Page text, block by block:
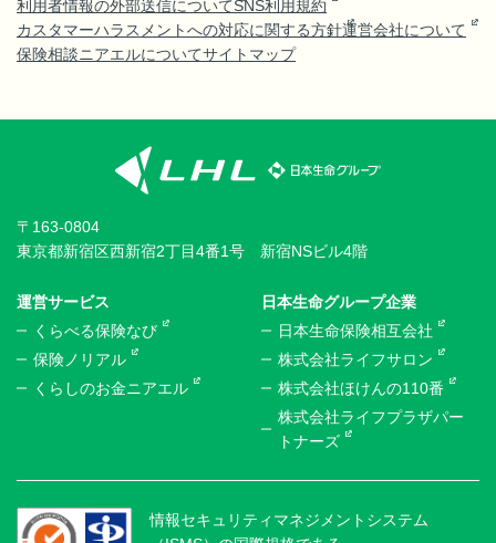
利用者情報の外部送信についてSNS利用規約
カスタマーハラスメントへの対応に関する方針運営会社について
保険相談ニアエルについてサイトマップ
〒163-0804
東京都新宿区西新宿2丁目4番1号 新宿NSビル4階
運営サービス
くらべる保険なび
保険ノリアル
くらしのお金ニアエル
日本生命グループ企業
日本生命保険相互会社
株式会社ライフサロン
株式会社ほけんの110番
株式会社ライフプラザパー
トナーズ
情報セキュリティマネジメントシステム